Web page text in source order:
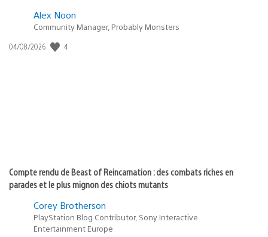
Alex Noon
Community Manager, Probably Monsters
Date
04/08/2026 4
Compte rendu de Beast of Reincarnation : des combats riches en
parades et le plus mignon des chiots mutants
Corey Brotherson
PlayStation Blog Contributor, Sony Interactive
Entertainment Europe